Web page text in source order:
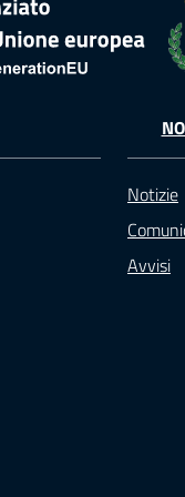
Notizie
Avvisi